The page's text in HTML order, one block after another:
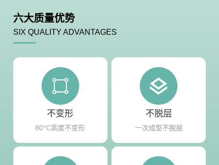
六大质量优势
SIX QUALITY ADVANTAGES
不变形
80°C高度不变形
不脱层
一次成型不脱层